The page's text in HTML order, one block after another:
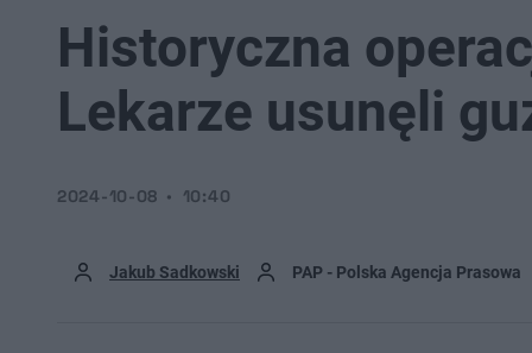
Historyczna
Lekarze usunęli
Jakub Sadkowski PAP - Polska Agencja Prasowa
2024-10-08 10:40